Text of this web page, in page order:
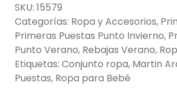
SKU: 15579
Categorías: Ropa y Accesorios,
Primeras Puestas Punto Invierno,
Punto Verano, Rebajas Verano,
Etiquetas: Conjunto ropa, Martin
Puestas, Ropa para Bebé